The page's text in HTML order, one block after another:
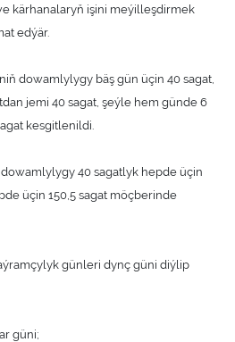
kärhanalaryň işini meýilleşdirmek
edýär.
dowamlylygy bäş gün üçin 40 sagat,
jemi 40 sagat, şeýle hem günde 6
kesgitlenildi.
40 sagatlyk hepde üçin
üçin 150,5 sagat möçberinde
günleri dynç güni diýlip
güni;